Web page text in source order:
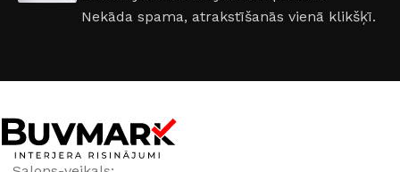
MATERIĀLS Metāls
Nekāda spama, atrakstīšanās vienā klikšķī.